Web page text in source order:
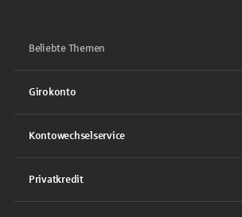
Beliebte Themen
Girokonto
Kontowechselservice
Privatkredit